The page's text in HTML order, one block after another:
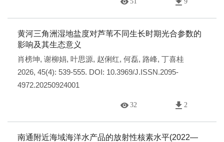
黄河三角洲湿地盐度对芦苇不同生长时期光合参数的
影响及其生态意义
肖榜坤, 谢柳娟, 叶思源, 赵俐红, 何磊, 路峰, 丁喜桂
2026, 45(4): 539-555. DOI: 10.3969/J.ISSN.2095-
4972.20250924001
32 2
南通附近海域海洋水产品的放射性核素水平(2022—